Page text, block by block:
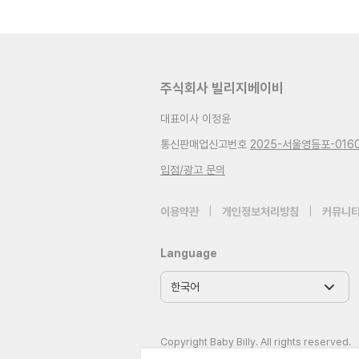
주식회사 빌리지베이비
대표이사 이정윤
통신판매업신고번호 2025-서울영등포-
입점/광고 문의
이용약관 개인정보처리방침 커뮤니
Language
Copyright Baby Billy. All rights reserved.